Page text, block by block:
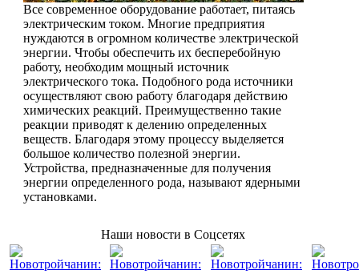
Все современное оборудование работает, питаясь
электрическим током. Многие предприятия
нуждаются в огромном количестве электрической
энергии. Чтобы обеспечить их бесперебойную
работу, необходим мощный источник
электрического тока. Подобного рода источники
осуществляют свою работу благодаря действию
химических реакций. Преимущественно такие
реакции приводят к делению определенных
веществ. Благодаря этому процессу выделяется
большое количество полезной энергии.
Устройства, предназначенные для получения
энергии определенного рода, называют ядерными
установками.
Наши новости в Соцсетях